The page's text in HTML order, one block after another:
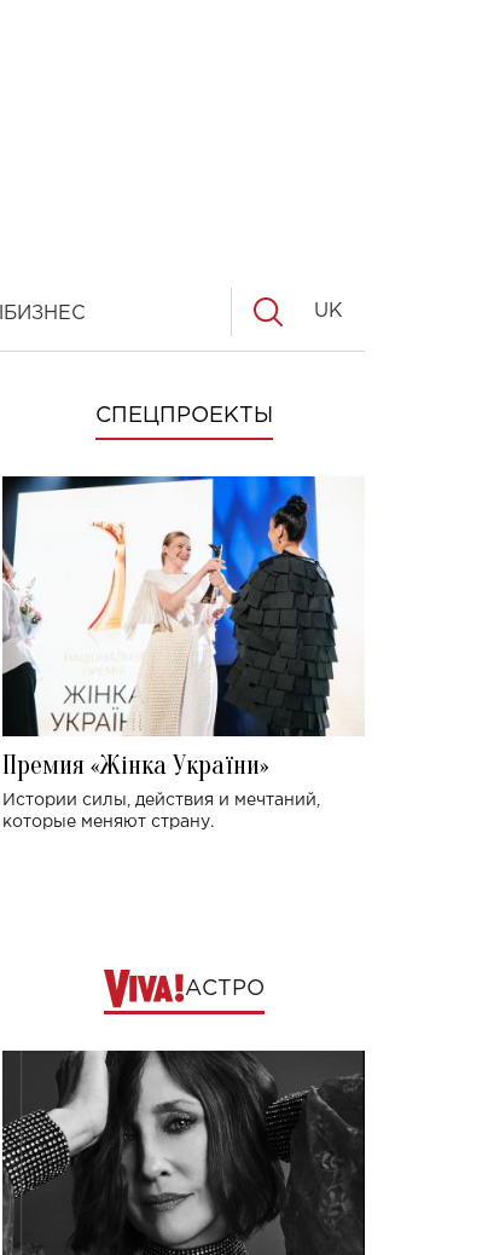
БИЗНЕС UK
СПЕЦПРОЕКТЫ
Премия «Жінка України»
Истории силы, действия и мечтаний,
которые меняют страну.
АСТРО